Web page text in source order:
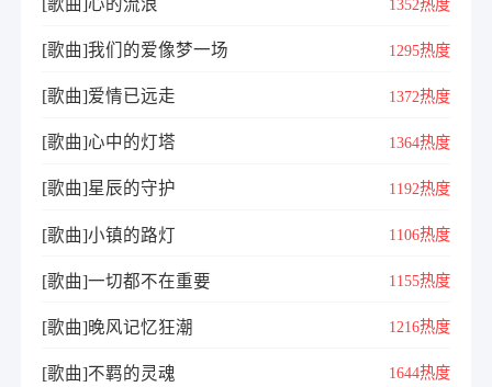
[歌曲]心的流浪 1352热度
[歌曲]我们的爱像梦一场 1295热度
[歌曲]爱情已远走 1372热度
[歌曲]心中的灯塔 1364热度
[歌曲]星辰的守护 1192热度
[歌曲]小镇的路灯 1106热度
[歌曲]一切都不在重要 1155热度
[歌曲]晚风记忆狂潮 1216热度
[歌曲]不羁的灵魂 1644热度